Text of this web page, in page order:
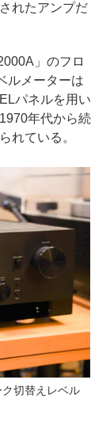
れたアンプだ
」のフロ
ルメーターは
パネルを用い
年代から続
れている。
切替えレベル